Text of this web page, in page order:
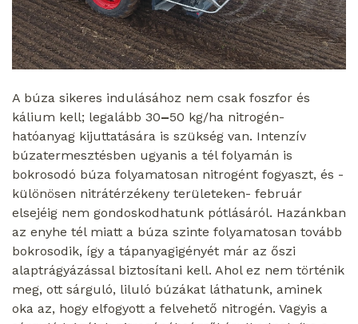
A búza sikeres indulásához nem csak foszfor és
kálium kell; legalább 30–50 kg/ha nitrogén-
hatóanyag kijuttatására is szükség van. Intenzív
búzatermesztésben ugyanis a tél folyamán is
bokrosodó búza folyamatosan nitrogént fogyaszt, és -
különösen nitrátérzékeny területeken- február
elsejéig nem gondoskodhatunk pótlásáról. Hazánkban
az enyhe tél miatt a búza szinte folyamatosan tovább
bokrosodik, így a tápanyagigényét már az őszi
alaptrágyázással biztosítani kell. Ahol ez nem történik
meg, ott sárguló, liluló búzákat láthatunk, aminek
oka az, hogy elfogyott a felvehető nitrogén. Vagyis a